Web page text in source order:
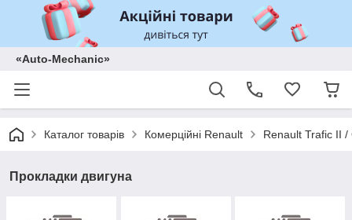
«Auto-Mechanic»
Каталог товарів Комерційні Renault Renault Trafic II
Прокладки двигуна